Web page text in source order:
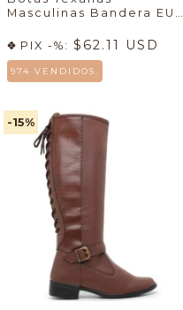
Masculinas Bandera EUA
Masculina Gris Claro con
Capucha Texas - (cópia)
PIX -%: $62.11 USD
974 VENDIDOS.
-15%